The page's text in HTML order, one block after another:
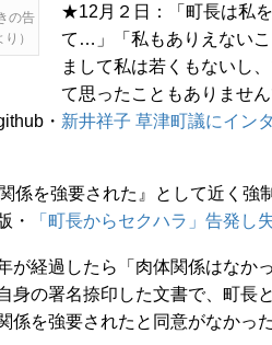
の告
）
★12月２日：「町長は私
て…」「私もありえない
まして私は若くもないし
て思ったこともありませ
・ 新井祥子 草津町議にイン
係を強要された』として近く強
・
「町長からセクハラ」告発
経過したら「肉体関係はなか
身の署名捺印した文書で、町長
係を強要されたと同意がなかっ